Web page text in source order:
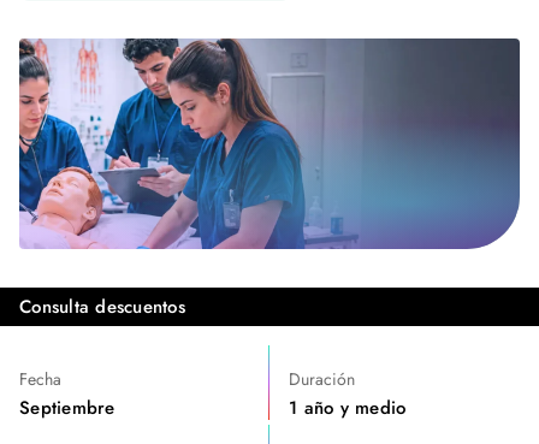
Consulta descuentos
Fecha
Septiembre
Duración
1 año y medio